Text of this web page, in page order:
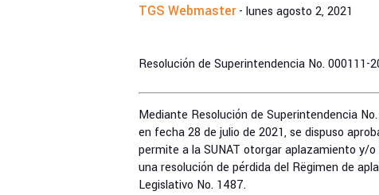
TGS Webmaster- lunes agosto 2, 2021
Resolución de Superintendencia No. 000111-
Mediante Resolución de Superintendencia
en fecha 28 de julio de 2021, se dispuso
permite a la SUNAT otorgar aplazamiento y/
una resolución de pérdida del Rëgimen de
Legislativo No. 1487.